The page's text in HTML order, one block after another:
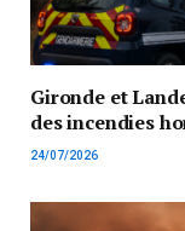
Gironde et
des incendies
24/07/2026